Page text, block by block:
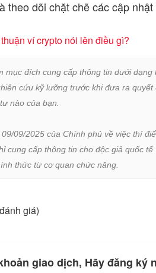
theo dõi chặt chẽ các cập
ví crypto nói lên điều gì?
mục đích cung cấp thông tin dưới dạng
cứu kỹ lưỡng trước khi đưa ra quyết
nào của bạn.
09/2025 của Chính phủ về việc thí
cung cấp thông tin cho độc giả quốc
thức từ cơ quan chức năng.
giá)
giao dịch, Hãy đăng ký